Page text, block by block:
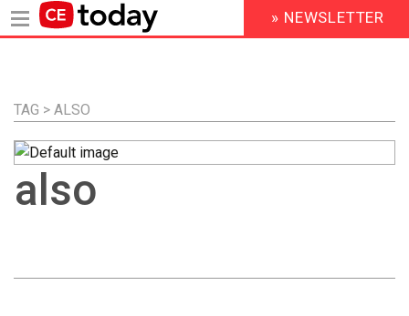
Inhalt
HEADER
MENU
» NEWSLETTER
TAG > ALSO
also